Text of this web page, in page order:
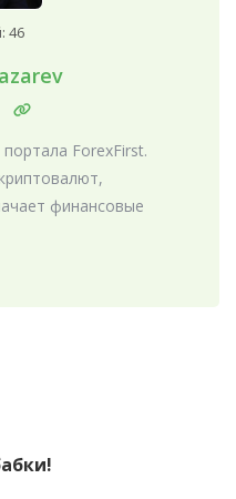
46
ForexFirst.
финансовые